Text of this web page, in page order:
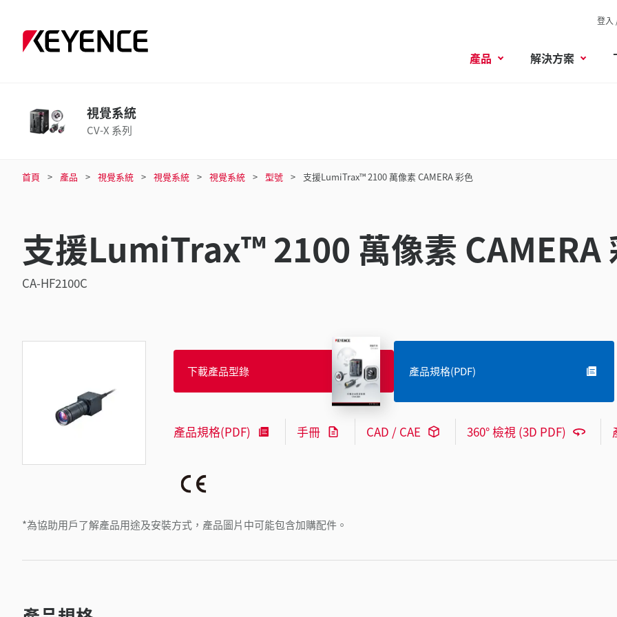
登入
產品 解決方案
視覺系統
CV-X 系列
首頁 產品 視覺系統 視覺系統 視覺系統 型號 支援LumiTrax™ 2100 萬像素 CAMERA 彩色
支援LumiTrax™ 2100 萬像素 CAMERA
CA-HF2100C
*為協助用戶了解產品用途及安裝方式，產品圖片中可能包含加購配件。
下載產品型錄 產品規格(PDF)
產品規格(PDF) 手冊 CAD / CAE 360° 檢視 (3D PDF)